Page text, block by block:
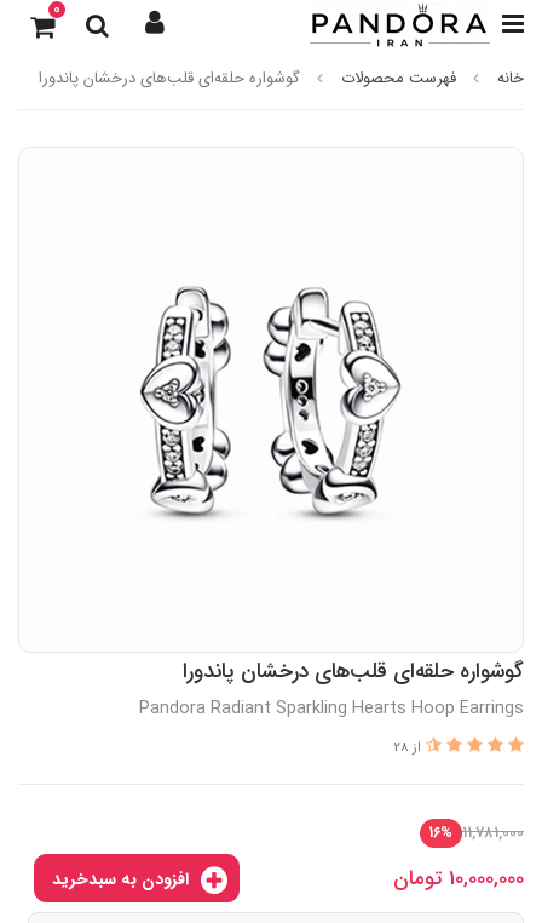
0
خانه فهرست محصولات گوشواره حلقه‌ای قلب‌های درخشان پاندورا
گوشواره حلقه‌ای قلب‌های درخشان پاندورا
Pandora Radiant Sparkling Hearts Hoop Earrings
از 28
11,781,000
16%
10,000,000 تومان